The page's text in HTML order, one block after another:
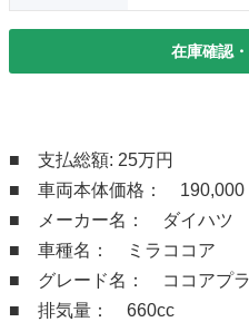
在庫確認
■ 支払総額: 25万円
■ 車両本体価格： 190,000
■ メーカー名： ダイハツ
■ 車種名： ミラココア
■ グレード名： ココアプラ
■ 排気量： 660cc